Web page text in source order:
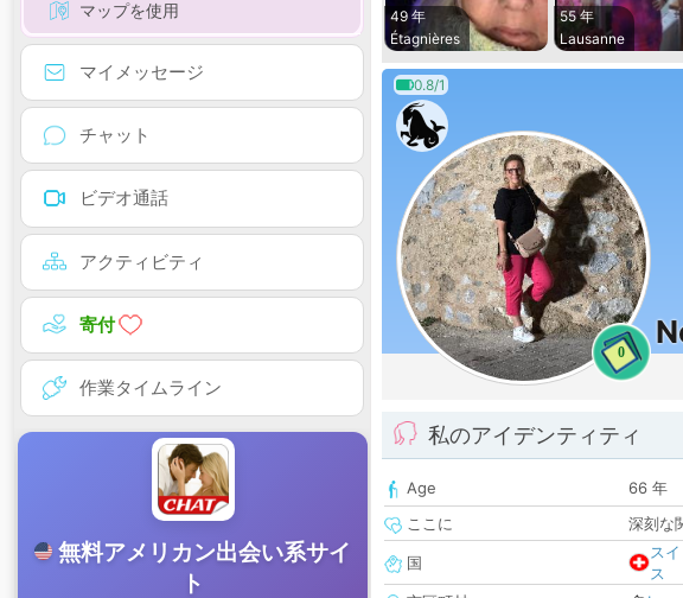
マップを使用
マイメッセージ
チャット
ビデオ通話
アクティビティ
寄付
作業タイムライン
49 年
Étagnières
55 年
Lausanne
0.8/1
0
私のアイデンティティ
Age
66 年
ここに
深刻な
国
スイ
ス